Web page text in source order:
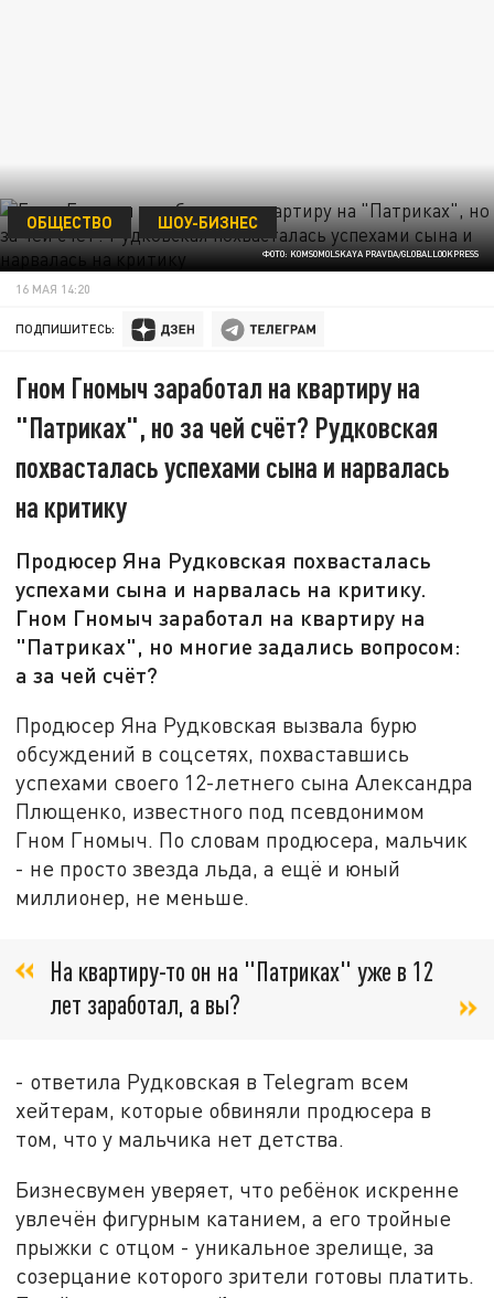
ФОТО: KOMSOMOLSKAYA PRAVDA/GLOBALLOOKPRESS
ОБЩЕСТВО ШОУ-БИЗНЕС
16 МАЯ 14:20
ПОДПИШИТЕСЬ:
Гном Гномыч заработал на квартиру на
"Патриках", но за чей счёт? Рудковская
похвасталась успехами сына и нарвалась
на критику
Продюсер Яна Рудковская похвасталась
успехами сына и нарвалась на критику.
Гном Гномыч заработал на квартиру на
"Патриках", но многие задались вопросом:
а за чей счёт?
Продюсер Яна Рудковская вызвала бурю
обсуждений в соцсетях, похваставшись
успехами своего 12-летнего сына Александра
Плющенко, известного под псевдонимом
Гном Гномыч. По словам продюсера, мальчик
- не просто звезда льда, а ещё и юный
миллионер, не меньше.
На квартиру-то он на "Патриках" уже в 12
лет заработал, а вы?
- ответила Рудковская в Telegram всем
хейтерам, которые обвиняли продюсера в
том, что у мальчика нет детства.
Бизнесвумен уверяет, что ребёнок искренне
увлечён фигурным катанием, а его тройные
прыжки с отцом - уникальное зрелище, за
созерцание которого зрители готовы платить.